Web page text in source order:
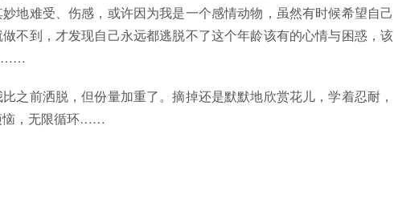
地难受、伤感，或许因为我是一个感情动物，虽然有时候希望自己
不到，才发现自己永远都逃脱不了这个年龄该有的心情与困惑，该
……
之前洒脱，但份量加重了。摘掉还是默默地欣赏花儿，学着忍耐，
恼，无限循环……